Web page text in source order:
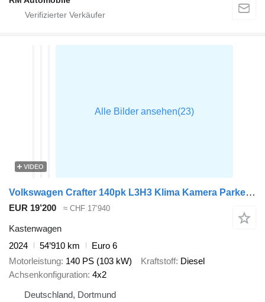
VIDEO
Volkswagen Crafter 140pk L3H3 Klima Kamera Parkensensoren Euro6 L2H2 A/C
EUR 19’200 ≈ CHF 17’940
Kastenwagen
2024
54’910 km
Euro 6
Motorleistung 140 PS (103 kW) Kraftstoff Diesel
Achsenkonfiguration 4x2
Deutschland, Dortmund